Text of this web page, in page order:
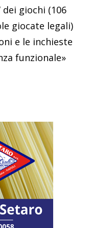
giochi (106
giocate legali)
e le inchieste
funzionale»